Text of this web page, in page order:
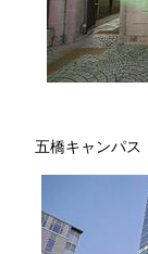
五橋キャンパス